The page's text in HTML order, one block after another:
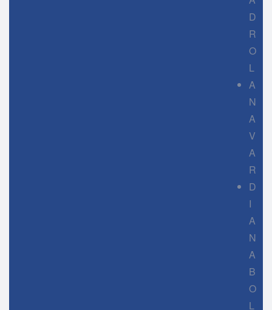
D
R
O
L
A
N
A
V
A
R
D
I
A
N
A
B
O
L